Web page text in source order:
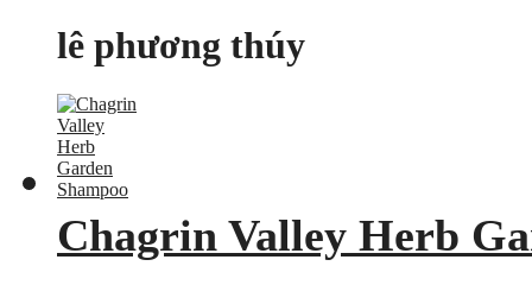
lê phương thúy
Chagrin Valley Herb